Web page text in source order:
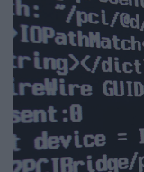
LES GUIDES
LES BASES DE DONNÉES
L'ESPACE EMPLOI
L'AGENDA
L'ANNUAIRE DES
LES LIVRES BLANCS
LES SUPPLÉMENTS